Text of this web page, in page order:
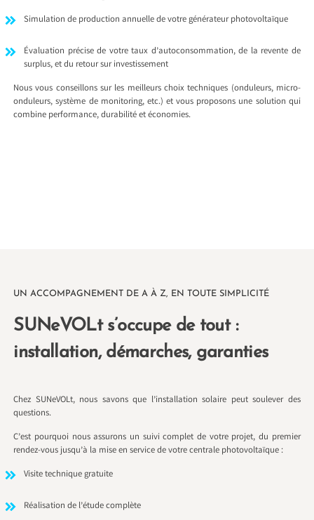
Simulation de production annuelle de votre générateur photovoltaïque
Évaluation précise de votre taux d’autoconsommation, de la revente de
surplus, et du retour sur investissement
Nous vous conseillons sur les meilleurs choix techniques (onduleurs, micro-
onduleurs, système de monitoring, etc.) et vous proposons une solution qui
combine performance, durabilité et économies.
UN ACCOMPAGNEMENT DE A À Z, EN TOUTE SIMPLICITÉ
SUNeVOLt s’occupe de tout :
installation, démarches, garanties
Chez SUNeVOLt, nous savons que l’installation solaire peut soulever des
questions.
C’est pourquoi nous assurons un suivi complet de votre projet, du premier
rendez-vous jusqu’à la mise en service de votre centrale photovoltaïque :
Visite technique gratuite
Réalisation de l’étude complète